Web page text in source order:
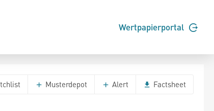
Wertpapierportal
Musterdepot Alert Factsheet